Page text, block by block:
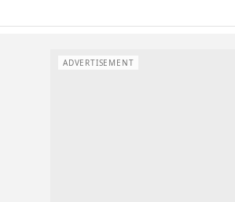
ADVERTISEMENT